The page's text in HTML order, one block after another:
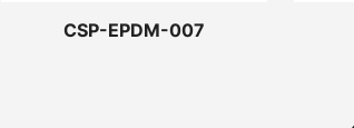
CSP-EPDM-007